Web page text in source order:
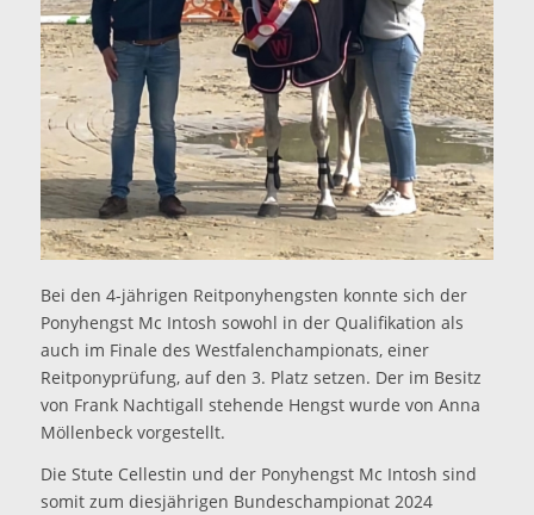
Bei den 4-jährigen Reitponyhengsten konnte sich der
Ponyhengst Mc Intosh sowohl in der Qualifikation als
auch im Finale des Westfalenchampionats, einer
Reitponyprüfung, auf den 3. Platz setzen. Der im Besitz
von Frank Nachtigall stehende Hengst wurde von Anna
Möllenbeck vorgestellt.
Die Stute Cellestin und der Ponyhengst Mc Intosh sind
somit zum diesjährigen Bundeschampionat 2024